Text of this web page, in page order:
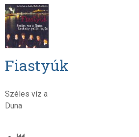
Fiastyúk
Széles víz a
Duna